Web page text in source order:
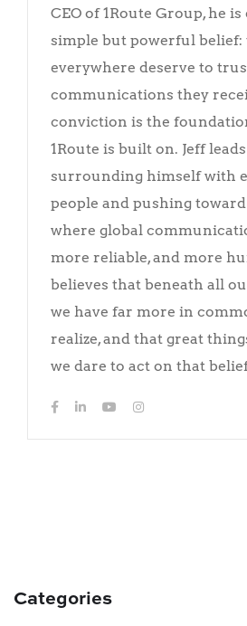
CEO of 1Route Group, he
simple but powerful belief:
everywhere deserve to
communications they
conviction is the
1Route is built on. Jeff
surrounding himself with
people and pushing
where global
more reliable, and more
believes that beneath all
we have far more in
realize, and that great
we dare to act on that
Categories